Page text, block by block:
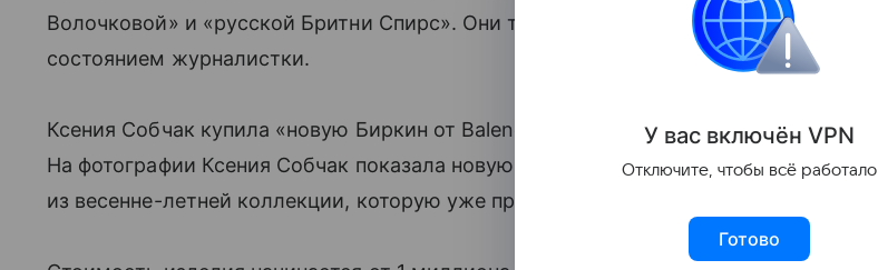
Волочковой» и «русской Бритни Спирс». Они также обеспокоились моральным
состоянием журналистки.
Ксения Собчак купила «новую Биркин от Balenciaga» за 1 миллион рублей.
На фотографии Ксения Собчак показала новую черную сумку-тоут от Balenciaga
из весенне-летней коллекции, которую уже прозвали в соцсетях «новой Биркин».
У вас включён VPN
Отключите, чтобы всё работало
Готово